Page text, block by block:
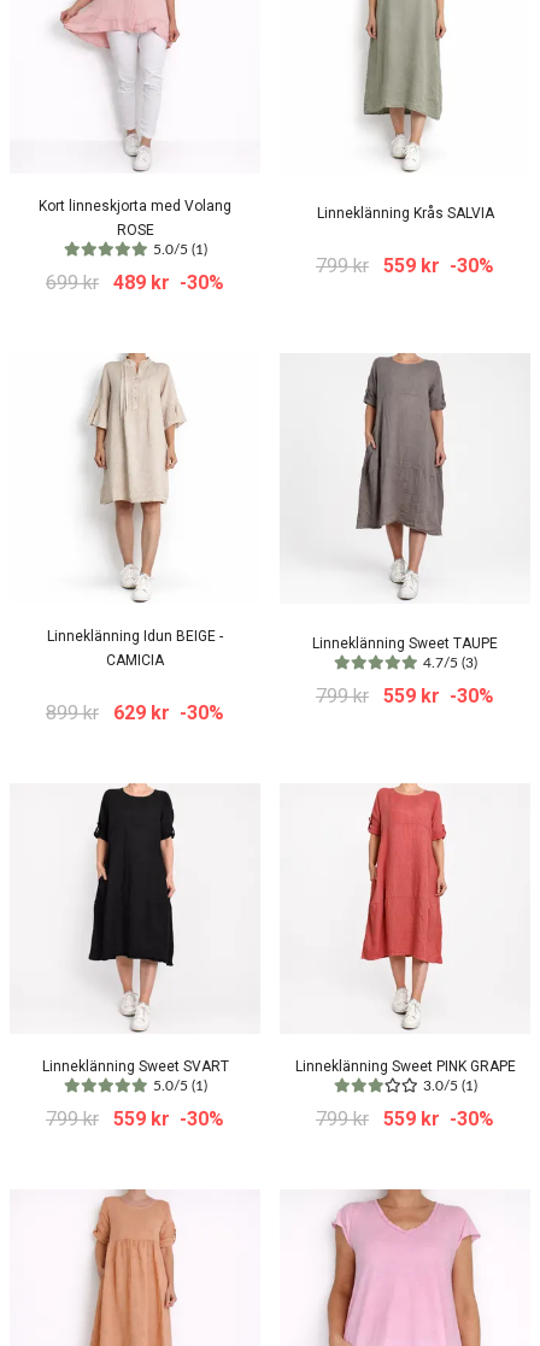
Kort linneskjorta med Volang
ROSE
5.0/5 (1)
699 kr 489 kr -30%
Linneklänning Krås SALVIA
799 kr 559 kr -30%
Linneklänning Idun BEIGE -
CAMICIA
899 kr 629 kr -30%
Linneklänning Sweet TAUPE
4.7/5 (3)
799 kr 559 kr -30%
Linneklänning Sweet SVART
5.0/5 (1)
799 kr 559 kr -30%
Linneklänning Sweet PINK GRAPE
3.0/5 (1)
799 kr 559 kr -30%